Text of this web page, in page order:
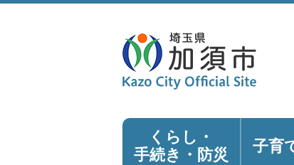
くらし・
手続き ・防災 子育